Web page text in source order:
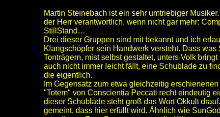
Martin Steinebach ist ein sehr umtriebiger
der Herr verantwortlich, wenn nicht gar mehr:
StillStand…
Drei dieser Gruppen sind mit bekannt und ich
Klangschöpfer sein Handwerk versteht. Dass
Tonträgern, mist selbst gestaltet, unters Volk
auch nicht immer leicht fällt, eine Schublade zu
die eigentlich.
Im Gegensatz zum etwa gleichzeitig
"Totem" von Conscientia Peccati recht eindeutig
dieser Schublade steht groß das Wort Okkult
gemeint, dass hier erfüllt wird. Ähnlich wie